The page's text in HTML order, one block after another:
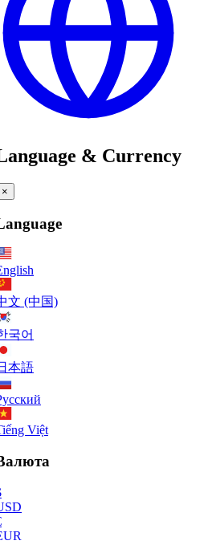
& Currency
×
文 (中国)
국어
本語
Việt